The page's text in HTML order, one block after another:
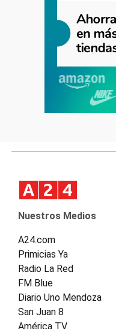
Nuestros Medios
A24.com
Primicias Ya
Radio La Red
FM Blue
Diario Uno Mendoza
San Juan 8
América TV